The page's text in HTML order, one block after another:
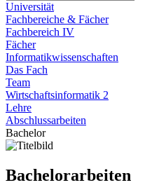
Universität
Fachbereiche & Fächer
Fachbereich IV
Fächer
Informatikwissenschaften
Das Fach
Team
Wirtschaftsinformatik 2
Lehre
Abschlussarbeiten
Bachelor
Bachelorarbeiten